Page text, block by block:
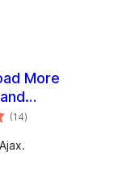
More
(14કુલ
રેટિંગ્સ
)